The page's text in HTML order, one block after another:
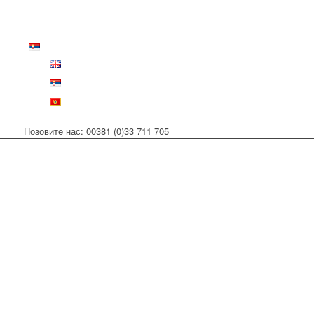
Позовите нас: 00381 (0)33 711 705